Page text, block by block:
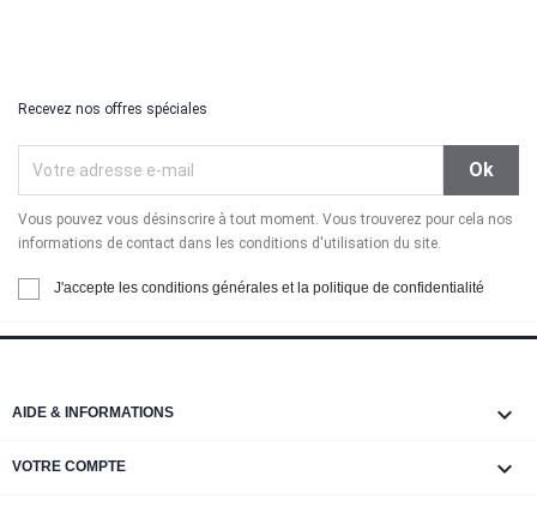
Recevez nos offres spéciales
Vous pouvez vous désinscrire à tout moment. Vous trouverez pour cela nos
informations de contact dans les conditions d'utilisation du site.
J'accepte les conditions générales et la politique de confidentialité
AIDE & INFORMATIONS 
VOTRE COMPTE
